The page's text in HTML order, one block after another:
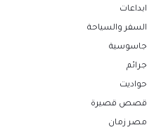
ابداعات
السفر والسياحة
جاسوسية
جرائم
حواديت
قصص قصيرة
مصر زمان